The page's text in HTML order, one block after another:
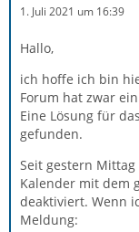
1. Juli 2021 um 16:39
Hallo,
ich hoffe ich bin
Forum hat zwar
Eine Lösung für
gefunden.
Seit gestern
Kalender mit dem
deaktiviert. Wenn
Meldung: